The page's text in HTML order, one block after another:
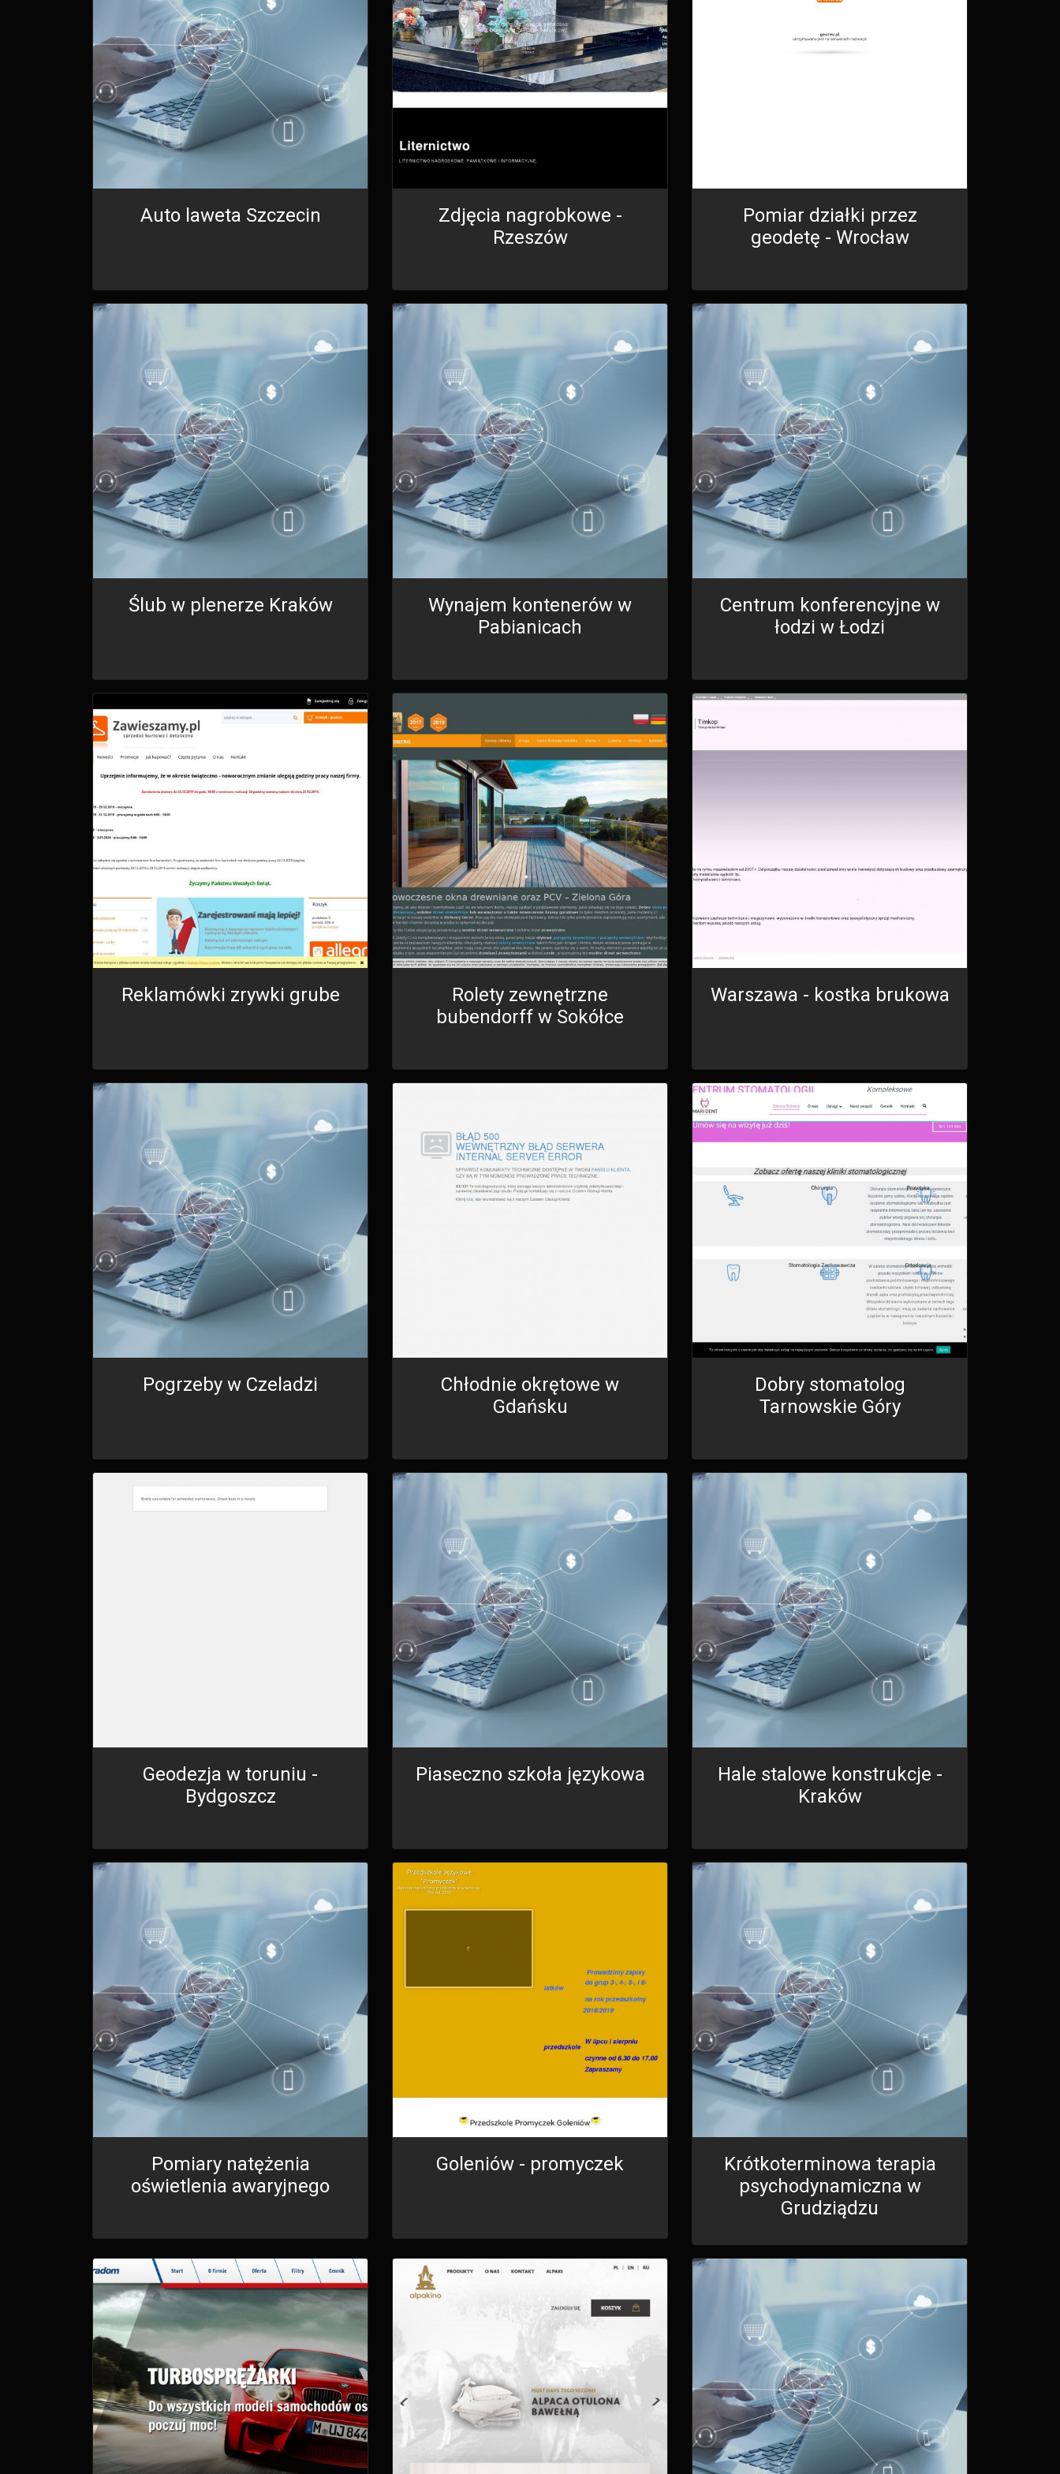
Auto laweta Szczecin
Zdjęcia nagrobkowe -
Rzeszów
Pomiar działki przez
geodetę - Wrocław
Ślub w plenerze Kraków
Wynajem kontenerów w
Pabianicach
Centrum konferencyjne w
łodzi w Łodzi
Reklamówki zrywki grube
Rolety zewnętrzne
bubendorff w Sokółce
Warszawa - kostka brukowa
Pogrzeby w Czeladzi
Chłodnie okrętowe w
Gdańsku
Dobry stomatolog
Tarnowskie Góry
Geodezja w toruniu -
Bydgoszcz
Piaseczno szkoła językowa
Hale stalowe konstrukcje -
Kraków
Pomiary natężenia
oświetlenia awaryjnego
Goleniów - promyczek
Krótkoterminowa terapia
psychodynamiczna w
Grudziądzu